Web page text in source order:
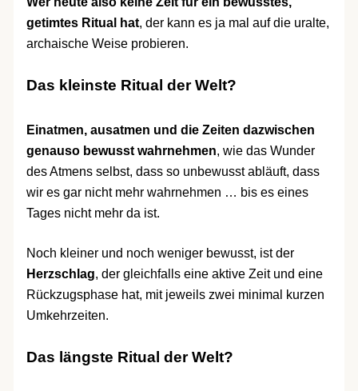
getimtes Ritual hat, der kann es ja mal auf die uralte,
archaische Weise probieren.
Das kleinste Ritual der Welt?
Einatmen, ausatmen und die Zeiten dazwischen
genauso bewusst wahrnehmen, wie das Wunder
des Atmens selbst, dass so unbewusst abläuft, dass
wir es gar nicht mehr wahrnehmen … bis es eines
Tages nicht mehr da ist.
Noch kleiner und noch weniger bewusst, ist der
Herzschlag, der gleichfalls eine aktive Zeit und eine
Rückzugsphase hat, mit jeweils zwei minimal kurzen
Umkehrzeiten.
Das längste Ritual der Welt?